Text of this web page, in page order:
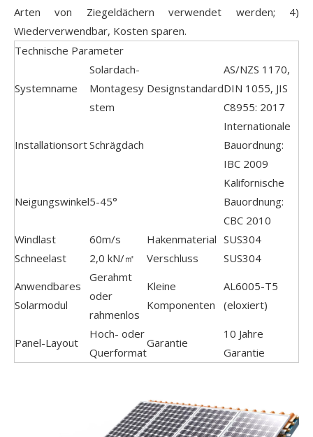
Arten von Ziegeldächern verwendet werden; 4)
Wiederverwendbar, Kosten sparen.
Technische Parameter
Systemname
Solardach-
Montagesy
stem
Designstandard
AS/NZS 1170,
DIN 1055, JIS
C8955: 2017
InstallationsortSchrägdach
Internationale
Bauordnung:
IBC 2009
Neigungswinkel5-45°
Kalifornische
Bauordnung:
CBC 2010
Windlast
60m/s Hakenmaterial SUS304
Schneelast
2,0 kN/㎡ Verschluss
SUS304
Anwendbares
Solarmodul
Gerahmt
oder
rahmenlos
Kleine
Komponenten
AL6005-T5
(eloxiert)
Panel-Layout
Hoch- oder
Querformat
Garantie
10 Jahre
Garantie